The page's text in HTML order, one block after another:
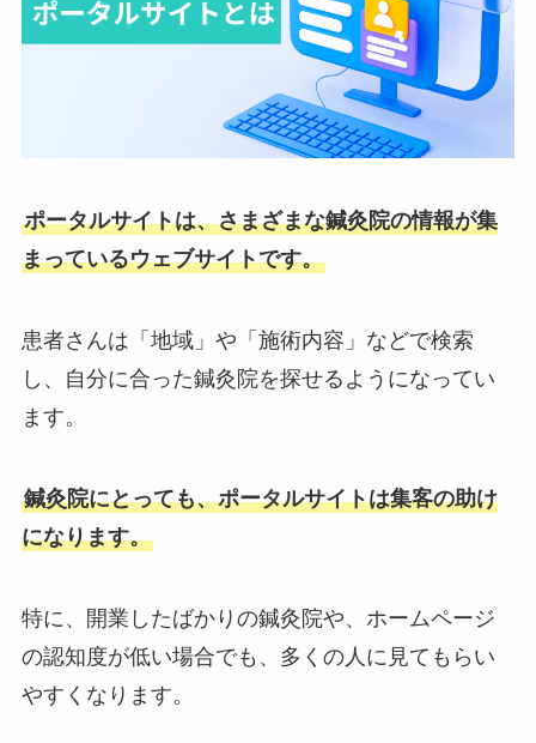
ポータルサイトは、さまざまな鍼灸院の情報が集
まっているウェブサイトです。
患者さんは「地域」や「施術内容」などで検索
し、自分に合った鍼灸院を探せるようになってい
ます。
鍼灸院にとっても、ポータルサイトは集客の助け
になります。
特に、開業したばかりの鍼灸院や、ホームページ
の認知度が低い場合でも、多くの人に見てもらい
やすくなります。